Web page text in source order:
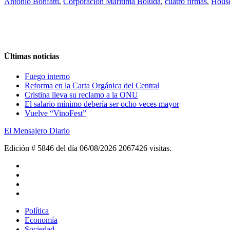
Últimas noticias
Fuego interno
Reforma en la Carta Orgánica del Central
Cristina lleva su reclamo a la ONU
El salario mínimo debería ser ocho veces mayor
Vuelve “VinoFest”
El Mensajero Diario
Edición # 5846 del día 06/08/2026 2067426 visitas.
Política
Economía